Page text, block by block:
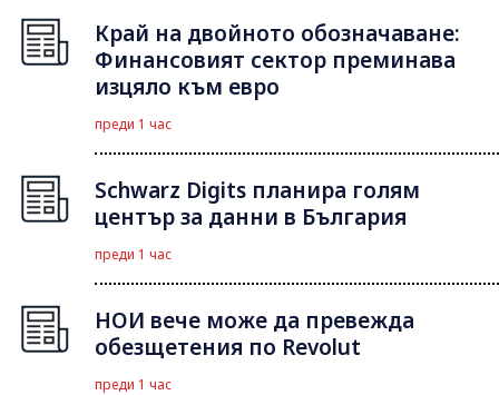
Край на двойното обозначаване:
Финансовият сектор преминава
изцяло към евро
преди 1 час
Schwarz Digits планира голям
център за данни в България
преди 1 час
НОИ вече може да превежда
обезщетения по Revolut
преди 1 час